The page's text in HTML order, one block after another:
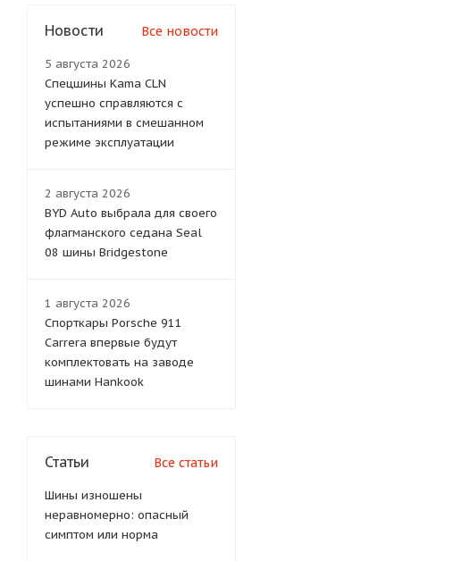
Новости Все новости
5 августа 2026
Спецшины Kama CLN
успешно справляются с
испытаниями в смешанном
режиме эксплуатации
2 августа 2026
BYD Auto выбрала для своего
флагманского седана Seal
08 шины Bridgestone
1 августа 2026
Спорткары Porsche 911
Carrera впервые будут
комплектовать на заводе
шинами Hankook
Статьи Все статьи
Шины изношены
неравномерно: опасный
симптом или норма